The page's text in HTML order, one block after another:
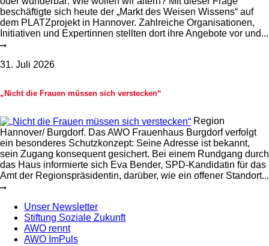
beschäftigte sich heute der „Markt des Weisen Wissens“ auf
dem PLATZprojekt in Hannover. Zahlreiche Organisationen,
Initiativen und Expertinnen stellten dort ihre Angebote vor und...
31. Juli 2026
„Nicht die Frauen müssen sich verstecken“
Region
Hannover/ Burgdorf. Das AWO Frauenhaus Burgdorf verfolgt
ein besonderes Schutzkonzept: Seine Adresse ist bekannt,
sein Zugang konsequent gesichert. Bei einem Rundgang durch
das Haus informierte sich Eva Bender, SPD-Kandidatin für das
Amt der Regionspräsidentin, darüber, wie ein offener Standort...
Unser Newsletter
Stiftung Soziale Zukunft
AWO rennt
AWO ImPuls